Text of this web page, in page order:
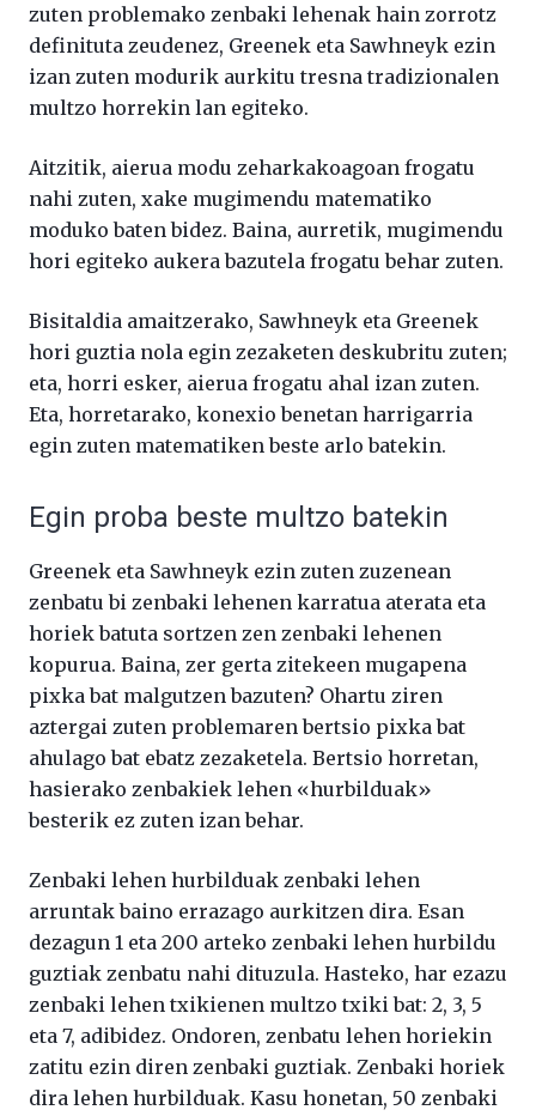
zuten problemako zenbaki lehenak hain zorrotz
definituta zeudenez, Greenek eta Sawhneyk ezin
izan zuten modurik aurkitu tresna tradizionalen
multzo horrekin lan egiteko.
Aitzitik, aierua modu zeharkakoagoan frogatu
nahi zuten, xake mugimendu matematiko
moduko baten bidez. Baina, aurretik, mugimendu
hori egiteko aukera bazutela frogatu behar zuten.
Bisitaldia amaitzerako, Sawhneyk eta Greenek
hori guztia nola egin zezaketen deskubritu zuten;
eta, horri esker, aierua frogatu ahal izan zuten.
Eta, horretarako, konexio benetan harrigarria
egin zuten matematiken beste arlo batekin.
Egin proba beste multzo batekin
Greenek eta Sawhneyk ezin zuten zuzenean
zenbatu bi zenbaki lehenen karratua aterata eta
horiek batuta sortzen zen zenbaki lehenen
kopurua. Baina, zer gerta zitekeen mugapena
pixka bat malgutzen bazuten? Ohartu ziren
aztergai zuten problemaren bertsio pixka bat
ahulago bat ebatz zezaketela. Bertsio horretan,
hasierako zenbakiek lehen «hurbilduak»
besterik ez zuten izan behar.
Zenbaki lehen hurbilduak zenbaki lehen
arruntak baino errazago aurkitzen dira. Esan
dezagun 1 eta 200 arteko zenbaki lehen hurbildu
guztiak zenbatu nahi dituzula. Hasteko, har ezazu
zenbaki lehen txikienen multzo txiki bat: 2, 3, 5
eta 7, adibidez. Ondoren, zenbatu lehen horiekin
zatitu ezin diren zenbaki guztiak. Zenbaki horiek
dira lehen hurbilduak. Kasu honetan, 50 zenbaki